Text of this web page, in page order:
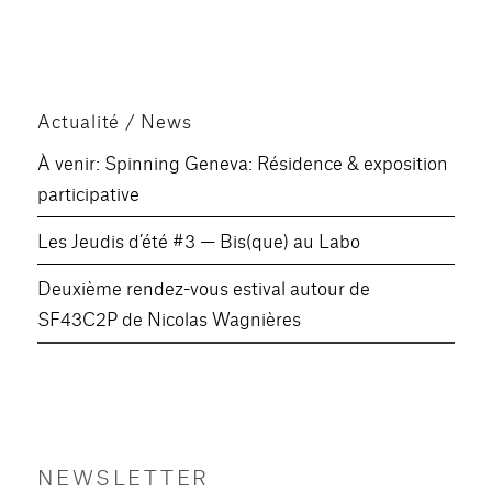
Actualité / News
À venir: Spinning Geneva: Résidence & exposition
participative
Les Jeudis d’été #3 — Bis(que) au Labo
Deuxième rendez-vous estival autour de
SF43C2P de Nicolas Wagnières
NEWSLETTER